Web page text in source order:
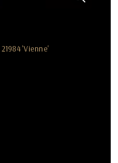
21984 'Vienne'